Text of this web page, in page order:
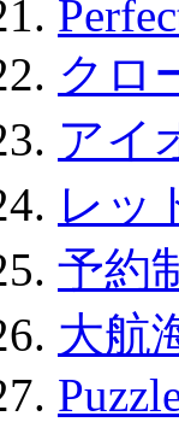
クロ
アイ
レッ
予約
大航